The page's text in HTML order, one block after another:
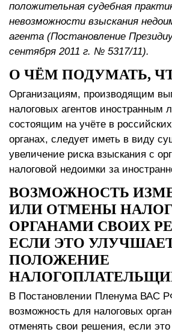
положительная судебная
невозможности взыскания
агента (Постановление
сентября 2011 г. № 5317/11).
О ЧЁМ ПОДУМАТЬ,
Организациям, производящим
налоговых агентов иностранным
состоящим на учёте в
органах, следует иметь в виду
увеличение риска взыскания с
налоговой недоимки за
ВОЗМОЖНОСТЬ
ИЛИ ОТМЕНЫ
ОРГАНАМИ СВОИХ
ЕСЛИ ЭТО
ПОЛОЖЕНИЕ
В Постановлении Пленума ВАС
возможность для налоговых
отменять свои решения, если